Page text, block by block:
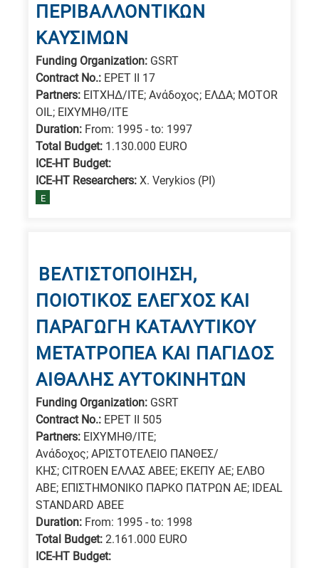
ΠΕΡΙΒΑΛΛΟΝΤΙΚΩΝ
ΚΑΥΣΙΜΩΝ
Funding Organization: GSRT
Contract No.: EPET II 17
Partners: ΕΙΤΧΗΔ/ITE; Aνάδοχος; ΕΛΔΑ; MOTOR
OIL; ΕΙΧΥΜΗΘ/ΙΤΕ
Duration: From: 1995 - to: 1997
Total Budget: 1.130.000 EURO
ICE-HT Budget:
ICE-HT Researchers: X. Verykios (PI)
E
ΒΕΛΤΙΣΤΟΠΟΙΗΣΗ,
ΠΟΙΟΤΙΚΟΣ ΕΛΕΓΧΟΣ ΚΑΙ
ΠΑΡΑΓΩΓΗ ΚΑΤΑΛΥΤΙΚΟΥ
ΜΕΤΑΤΡΟΠΕΑ ΚΑΙ ΠΑΓΙΔΟΣ
ΑΙΘΑΛΗΣ ΑΥΤΟΚΙΝΗΤΩΝ
Funding Organization: GSRT
Contract No.: EPET II 505
Partners: ΕΙΧΥΜΗΘ/ΙΤΕ;
Aνάδοχος; ΑΡΙΣΤΟΤΕΛΕΙΟ ΠΑΝΘΕΣ/
ΚΗΣ; CITROEN ΕΛΛΑΣ ΑΒΕΕ; ΕΚΕΠΥ ΑΕ; ΕΛΒΟ
ΑΒΕ; ΕΠΙΣΤΗΜΟΝΙΚΟ ΠΑΡΚΟ ΠΑΤΡΩΝ ΑΕ; IDEAL
STANDARD ΑΒΕΕ
Duration: From: 1995 - to: 1998
Total Budget: 2.161.000 EURO
ICE-HT Budget: